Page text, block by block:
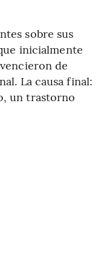
sobre sus
inicialmente
de
La causa final:
un trastorno